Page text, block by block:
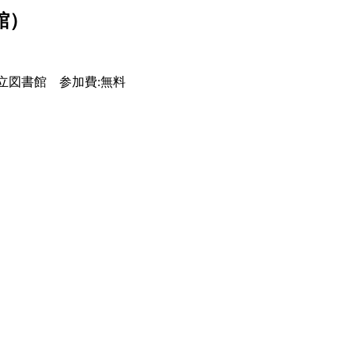
図書館 参加費:無料